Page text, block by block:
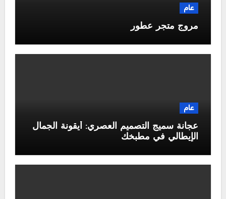
عام
مروج متجر عطور
عام
عجانة سميج التصميم العصري: أيقونة الجمال
الإيطالي في مطبخك